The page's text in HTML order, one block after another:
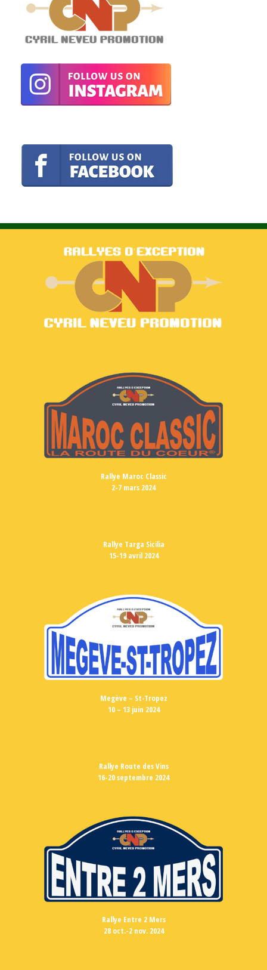
Rallye Maroc Classic
2-7 mars 2024
Rallye Targa Sicilia
15-19 avril 2024
Megève – St-Tropez
10 – 13 juin 2024
Rallye Route des Vins
16-20 septembre 2024
Rallye Entre 2 Mers
28 oct.-2 nov. 2024